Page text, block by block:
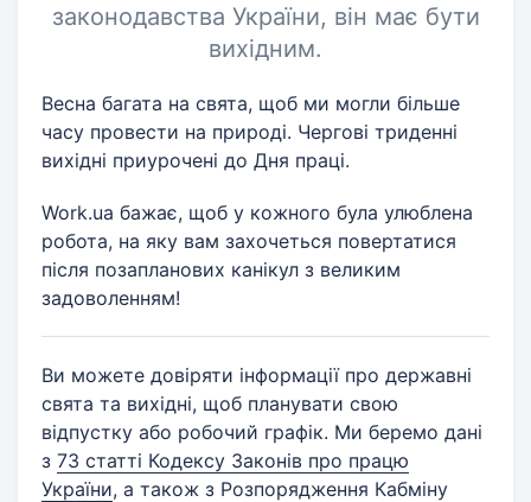
законодавства України, він має бути
вихідним.
Весна багата на свята, щоб ми могли більше
часу провести на природі. Чергові триденні
вихідні приурочені до Дня праці.
Work.ua бажає, щоб у кожного була улюблена
робота, на яку вам захочеться повертатися
після позапланових канікул з великим
задоволенням!
Ви можете довіряти інформації про державні
свята та вихідні, щоб планувати свою
відпустку або робочий графік. Ми беремо дані
з 73 статті Кодексу Законів про працю
України, а також з Розпорядження Кабміну